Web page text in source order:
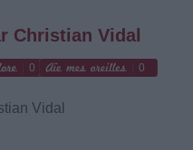
Christian Vidal
0 0
Vidal